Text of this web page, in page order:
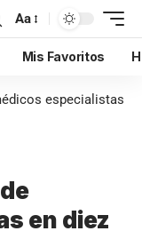
Aa
Mis Favoritos
especialistas
en diez